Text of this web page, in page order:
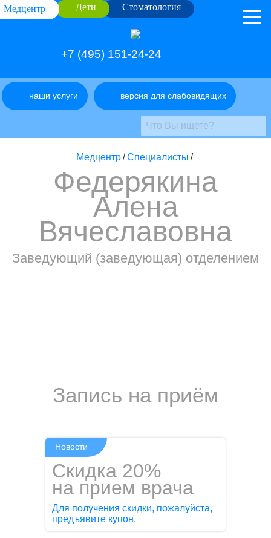
Медцентр Дети Стоматология
+7 (495) 151-24-24
наши услуги версия для слабовидящих
Медцентр/Специалисты /
Федерякина
Алена
Вячеславовна
Заведующий (заведующая) отделением
Запись на приём
Скидка 20%
на прием врача
Для получения скидки, пожалуйста,
предъявите купон.
Новости